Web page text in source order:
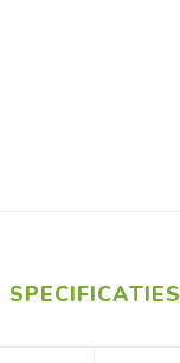
SPECIFICATIES